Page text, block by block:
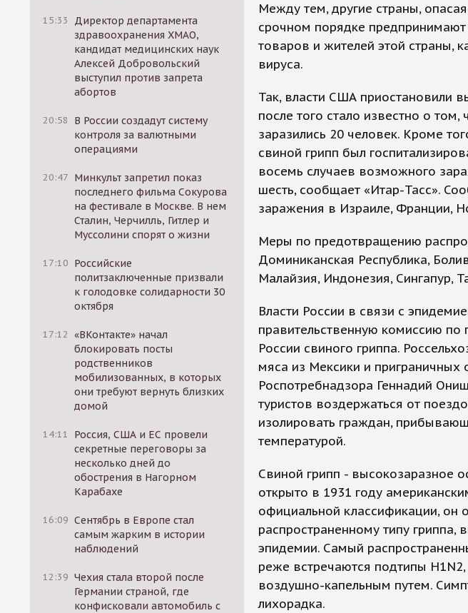
15:33
Директор департамента
здравоохранения ХМАО,
кандидат медицинских наук
Алексей Добровольский
выступил против запрета
абортов
20:58
В России создадут систему
контроля за валютными
операциями
20:47 Минкульт запретил показ
последнего фильма Сокурова
на фестивале в Москве. В нем
Сталин, Черчилль, Гитлер и
Муссолини спорят о жизни
17:10 Российские
политзаключенные призвали
к голодовке солидарности 30
октября
17:12 «ВКонтакте» начал
блокировать посты
родственников
мобилизованных, в которых
они требуют вернуть близких
домой
14:11
Россия, США и ЕС провели
секретные переговоры за
несколько дней до
обострения в Нагорном
Карабахе
16:09 Сентябрь в Европе стал
самым жарким в истории
наблюдений
12:39 Чехия стала второй после
Германии страной, где
конфисковали автомобиль с
Между тем, другие страны,
срочном порядке
товаров и жителей этой страны,
вируса.
Так, власти США приостановили
после того стало известно о
заразились 20 человек. Кроме
свиной грипп был
восемь случаев возможного
шесть, сообщает «Итар-Тасс».
заражения в Израиле, Франции,
Меры по предотвращению
Доминиканская Республика,
Малайзия, Индонезия, Сингапур,
Власти России в связи с
правительственную комиссию
России свиного гриппа.
мяса из Мексики и приграничных
Роспотребнадзора Геннадий
туристов воздержаться от
изолировать граждан,
температурой.
Свиной грипп - высокозаразное
открыто в 1931 году
официальной классификации, он
распространенному типу
эпидемии. Самый
реже встречаются подтипы H1N2,
воздушно-капельным путем.
лихорадка.